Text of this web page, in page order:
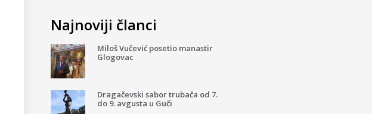
Najnoviji članci
Miloš Vučević posetio manastir
Glogovac
Dragačevski sabor trubača od 7.
do 9. avgusta u Guči